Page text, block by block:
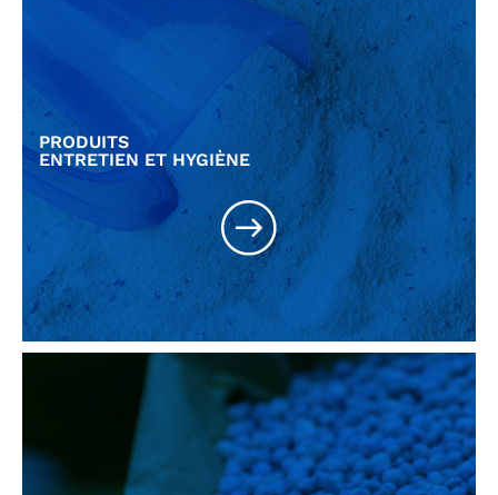
PRODUITS
ENTRETIEN ET HYGIÈNE
Lessive et tablettes
Produits d'hygiène & soins
Produits de maquillage
Produits de coiffage